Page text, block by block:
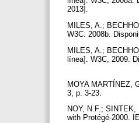
2013].
MILES, A.;
W3C: 2008b.
MILES, A.;
línea]. W3C, 2009.
MOYA MARTÍNEZ,
3, p. 3-23.
NOY, N.F.;
with Protégé-2000.